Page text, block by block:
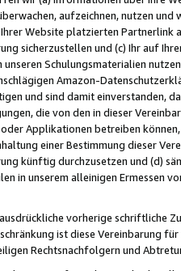
aufzeichnen, nutzen
Website platzierten Partnerlink
sicherzustellen und (c) Ihr auf
unseren Schulungsmaterialien
Amazon-
und sind damit einverstanden,
die von den in dieser
Applikationen betreiben
einer Bestimmung dieser
künftig durchzusetzen und (d)
in unserem alleinigen Ermessen
vorherige schriftliche
ist diese Vereinbarung
Rechtsnachfolgern und